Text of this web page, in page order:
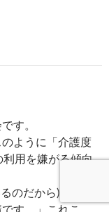
す。
ように「介護度
利用を嫌がる傾向
のだから)不満が
す。」これこ